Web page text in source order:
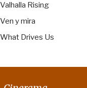
Valhalla Rising
Ven y mira
What Drives Us